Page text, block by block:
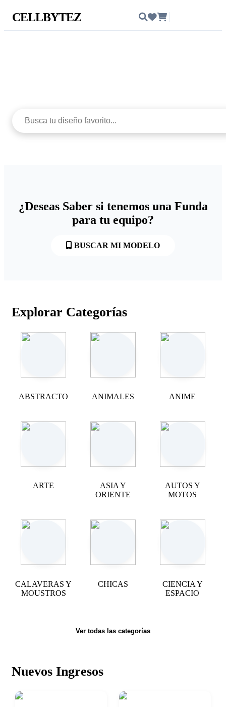
CELLBYTEZ
¿Deseas Saber si tenemos una Funda
para tu equipo?
BUSCAR MI MODELO
Explorar Categorías
ABSTRACTO ANIMALES ANIME
ARTE
ASIA Y
ORIENTE
AUTOS Y
MOTOS
CALAVERAS Y
MOUSTROS
CHICAS
CIENCIA Y
ESPACIO
Ver todas las categorías
Nuevos Ingresos